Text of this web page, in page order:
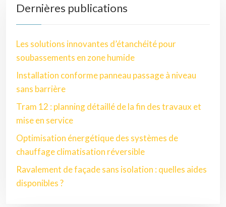
Dernières publications
Les solutions innovantes d’étanchéité pour
soubassements en zone humide
Installation conforme panneau passage à niveau
sans barrière
Tram 12 : planning détaillé de la fin des travaux et
mise en service
Optimisation énergétique des systèmes de
chauffage climatisation réversible
Ravalement de façade sans isolation : quelles aides
disponibles ?